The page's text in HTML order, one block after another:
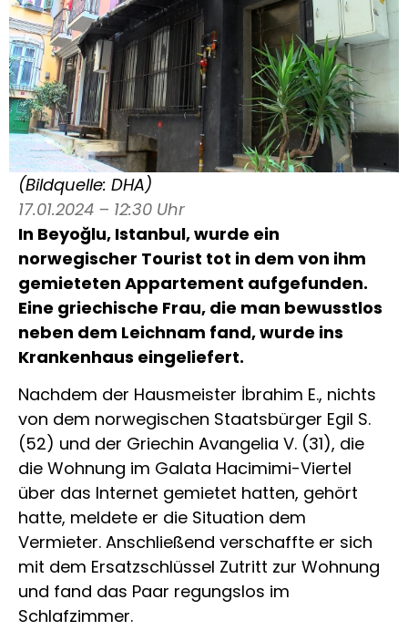
(Bildquelle: DHA)
17.01.2024 – 12:30 Uhr
In Beyoğlu, Istanbul, wurde ein
norwegischer Tourist tot in dem von ihm
gemieteten Appartement aufgefunden.
Eine griechische Frau, die man bewusstlos
neben dem Leichnam fand, wurde ins
Krankenhaus eingeliefert.
Nachdem der Hausmeister İbrahim E., nichts
von dem norwegischen Staatsbürger Egil S.
(52) und der Griechin Avangelia V. (31), die
die Wohnung im Galata Hacimimi-Viertel
über das Internet gemietet hatten, gehört
hatte, meldete er die Situation dem
Vermieter. Anschließend verschaffte er sich
mit dem Ersatzschlüssel Zutritt zur Wohnung
und fand das Paar regungslos im
Schlafzimmer.